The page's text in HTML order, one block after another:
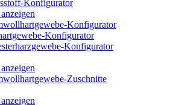
Konfigurator
Konfigurator
Konfigurator
Konfigurator
Zuschnitte